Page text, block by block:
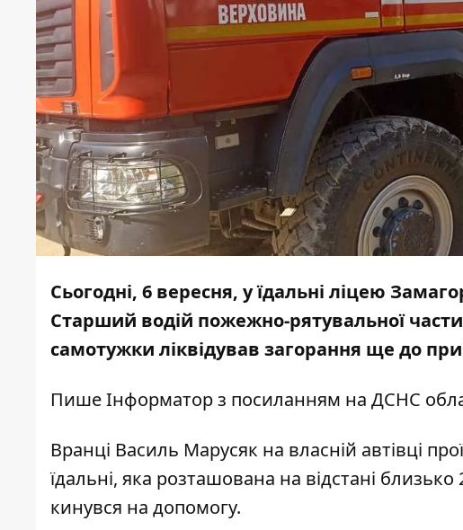
Сьогодні, 6 вересня, у їдальні ліцею
Старший водій пожежно-рятувальної
самотужки ліквідував загорання ще до
ПишеІнформаторз посиланням на ДСНС
Вранці Василь Марусяк на власній автівці
їдальні, яка розташована на відстані
кинувся на допомогу.